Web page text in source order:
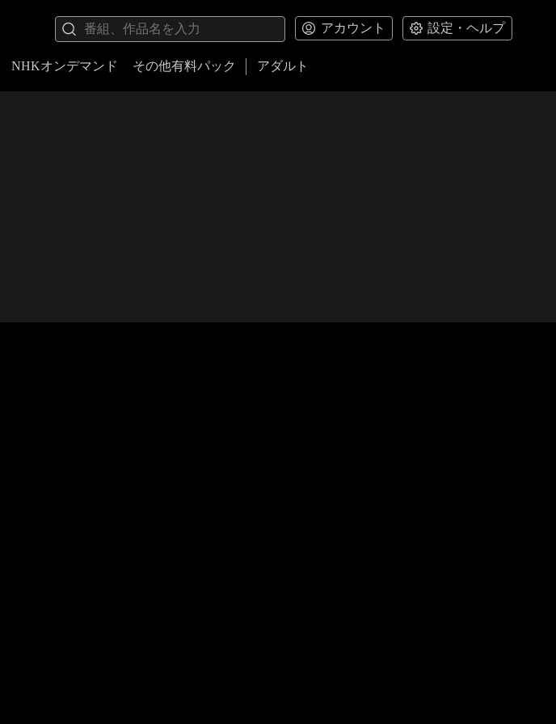
アカウント 設定・ヘルプ
NHKオンデマンド その他有料パック アダルト